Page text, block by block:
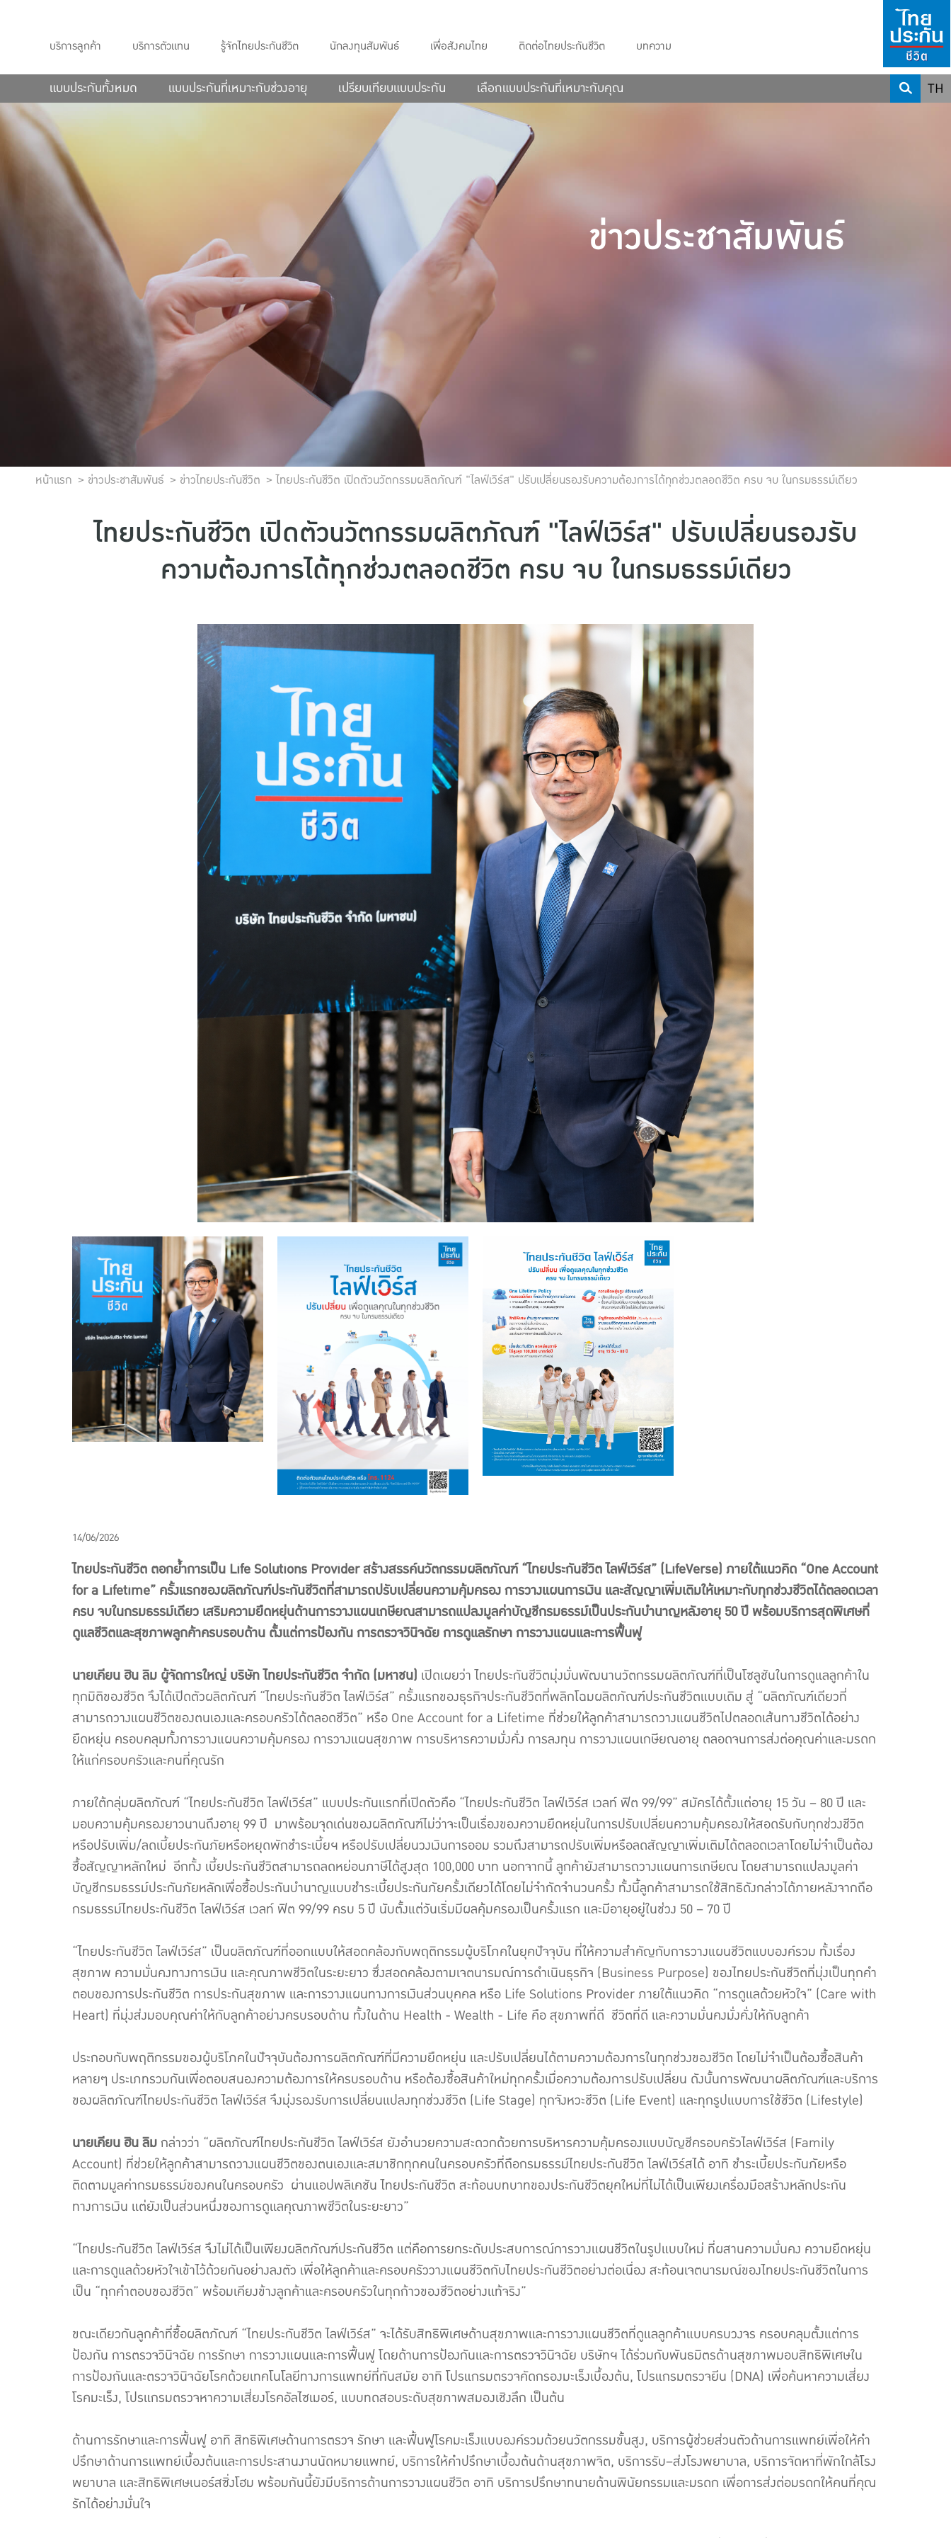
บริการลูกค้า บริการตัวแทน รู้จักไทยประกันชีวิต นักลงทุนสัมพันธ์ เพื่อสังคมไทย ติดต่อไทยประกันชีวิต บทความ
แบบประกันทั้งหมด แบบประกันที่เหมาะกับช่วงอายุ เปรียบเทียบแบบประกัน เลือกแบบประกันที่เหมาะกับคุณ TH
ข่าวประชาสัมพันธ์
หน้าแรก ข่าวประชาสัมพันธ์ ข่าวไทยประกันชีวิต ไทยประกันชีวิต เปิดตัวนวัตกรรมผลิตภัณฑ์ "ไลฟ์เวิร์ส" ปรับเปลี่ยนรองรับความต้องการได้ทุกช่วงตลอดชีวิต ครบ จบ ในกรมธรรม์เดียว
ไทยประกันชีวิต เปิดตัวนวัตกรรมผลิตภัณฑ์ "ไลฟ์เวิร์ส" ปรับเปลี่ยนรองรับ
ความต้องการได้ทุกช่วงตลอดชีวิต ครบ จบ ในกรมธรรม์เดียว
14/06/2026
ไทยประกันชีวิต ตอกย้ำการเป็น Life Solutions Provider สร้างสรรค์นวัตกรรมผลิตภัณฑ์ “ไทยประกันชีวิต ไลฟ์เวิร์ส” (LifeVerse) ภายใต้แนวคิด “One Account
for a Lifetime” ครั้งแรกของผลิตภัณฑ์ประกันชีวิตที่สามารถปรับเปลี่ยนความคุ้มครอง การวางแผนการเงิน และสัญญาเพิ่มเติมให้เหมาะกับทุกช่วงชีวิตได้ตลอดเวลา
ครบ จบในกรมธรรม์เดียว เสริมความยืดหยุ่นด้านการวางแผนเกษียณสามารถแปลงมูลค่าบัญชีกรมธรรม์เป็นประกันบำนาญหลังอายุ 50 ปี พร้อมบริการสุดพิเศษที่
ดูแลชีวิตและสุขภาพลูกค้าครบรอบด้าน ตั้งแต่การป้องกัน การตรวจวินิจฉัย การดูแลรักษา การวางแผนและการฟื้นฟู
นายเคียน ฮิน ลิม ผู้จัดการใหญ่ บริษัท ไทยประกันชีวิต จำกัด (มหาชน) เปิดเผยว่า ไทยประกันชีวิตมุ่งมั่นพัฒนานวัตกรรมผลิตภัณฑ์ที่เป็นโซลูชันในการดูแลลูกค้าใน
ทุกมิติของชีวิต จึงได้เปิดตัวผลิตภัณฑ์ “ไทยประกันชีวิต ไลฟ์เวิร์ส” ครั้งแรกของธุรกิจประกันชีวิตที่พลิกโฉมผลิตภัณฑ์ประกันชีวิตแบบเดิม สู่ “ผลิตภัณฑ์เดียวที่
สามารถวางแผนชีวิตของตนเองและครอบครัวได้ตลอดชีวิต” หรือ One Account for a Lifetime ที่ช่วยให้ลูกค้าสามารถวางแผนชีวิตไปตลอดเส้นทางชีวิตได้อย่าง
ยืดหยุ่น ครอบคลุมทั้งการวางแผนความคุ้มครอง การวางแผนสุขภาพ การบริหารความมั่งคั่ง การลงทุน การวางแผนเกษียณอายุ ตลอดจนการส่งต่อคุณค่าและมรดก
ให้แก่ครอบครัวและคนที่คุณรัก
ภายใต้กลุ่มผลิตภัณฑ์ “ไทยประกันชีวิต ไลฟ์เวิร์ส” แบบประกันแรกที่เปิดตัวคือ “ไทยประกันชีวิต ไลฟ์เวิร์ส เวลท์ ฟิต 99/99” สมัครได้ตั้งแต่อายุ 15 วัน – 80 ปี และ
มอบความคุ้มครองยาวนานถึงอายุ 99 ปี มาพร้อมจุดเด่นของผลิตภัณฑ์ไม่ว่าจะเป็นเรื่องของความยืดหยุ่นในการปรับเปลี่ยนความคุ้มครองให้สอดรับกับทุกช่วงชีวิต
หรือปรับเพิ่ม/ลดเบี้ยประกันภัยหรือหยุดพักชำระเบี้ยฯ หรือปรับเปลี่ยนวงเงินการออม รวมถึงสามารถปรับเพิ่มหรือลดสัญญาเพิ่มเติมได้ตลอดเวลาโดยไม่จำเป็นต้อง
ซื้อสัญญาหลักใหม่ อีกทั้ง เบี้ยประกันชีวิตสามารถลดหย่อนภาษีได้สูงสุด 100,000 บาท นอกจากนี้ ลูกค้ายังสามารถวางแผนการเกษียณ โดยสามารถแปลงมูลค่า
บัญชีกรมธรรม์ประกันภัยหลักเพื่อซื้อประกันบำนาญแบบชำระเบี้ยประกันภัยครั้งเดียวได้โดยไม่จำกัดจำนวนครั้ง ทั้งนี้ลูกค้าสามารถใช้สิทธิดังกล่าวได้ภายหลังจากถือ
กรมธรรม์ไทยประกันชีวิต ไลฟ์เวิร์ส เวลท์ ฟิต 99/99 ครบ 5 ปี นับตั้งแต่วันเริ่มมีผลคุ้มครองเป็นครั้งแรก และมีอายุอยู่ในช่วง 50 – 70 ปี
“ไทยประกันชีวิต ไลฟ์เวิร์ส” เป็นผลิตภัณฑ์ที่ออกแบบให้สอดคล้องกับพฤติกรรมผู้บริโภคในยุคปัจจุบัน ที่ให้ความสำคัญกับการวางแผนชีวิตแบบองค์รวม ทั้งเรื่อง
สุขภาพ ความมั่นคงทางการเงิน และคุณภาพชีวิตในระยะยาว ซึ่งสอดคล้องตามเจตนารมณ์การดำเนินธุรกิจ (Business Purpose) ของไทยประกันชีวิตที่มุ่งเป็นทุกคำ
ตอบของการประกันชีวิต การประกันสุขภาพ และการวางแผนทางการเงินส่วนบุคคล หรือ Life Solutions Provider ภายใต้แนวคิด “การดูแลด้วยหัวใจ” (Care with
Heart) ที่มุ่งส่งมอบคุณค่าให้กับลูกค้าอย่างครบรอบด้าน ทั้งในด้าน Health - Wealth - Life คือ สุขภาพที่ดี ชีวิตที่ดี และความมั่นคงมั่งคั่งให้กับลูกค้า
ประกอบกับพฤติกรรมของผู้บริโภคในปัจจุบันต้องการผลิตภัณฑ์ที่มีความยืดหยุ่น และปรับเปลี่ยนได้ตามความต้องการในทุกช่วงของชีวิต โดยไม่จำเป็นต้องซื้อสินค้า
หลายๆ ประเภทรวมกันเพื่อตอบสนองความต้องการให้ครบรอบด้าน หรือต้องซื้อสินค้าใหม่ทุกครั้งเมื่อความต้องการปรับเปลี่ยน ดังนั้นการพัฒนาผลิตภัณฑ์และบริการ
ของผลิตภัณฑ์ไทยประกันชีวิต ไลฟ์เวิร์ส จึงมุ่งรองรับการเปลี่ยนแปลงทุกช่วงชีวิต (Life Stage) ทุกจังหวะชีวิต (Life Event) และทุกรูปแบบการใช้ชีวิต (Lifestyle)
นายเคียน ฮิน ลิมกล่าวว่า “ผลิตภัณฑ์ไทยประกันชีวิต ไลฟ์เวิร์ส ยังอำนวยความสะดวกด้วยการบริหารความคุ้มครองแบบบัญชีครอบครัวไลฟ์เวิร์ส (Family
Account) ที่ช่วยให้ลูกค้าสามารถวางแผนชีวิตของตนเองและสมาชิกทุกคนในครอบครัวที่ถือกรมธรรม์ไทยประกันชีวิต ไลฟ์เวิร์สได้ อาทิ ชำระเบี้ยประกันภัยหรือ
ติดตามมูลค่ากรมธรรม์ของคนในครอบครัว ผ่านแอปพลิเคชัน ไทยประกันชีวิต สะท้อนบทบาทของประกันชีวิตยุคใหม่ที่ไม่ได้เป็นเพียงเครื่องมือสร้างหลักประกัน
ทางการเงิน แต่ยังเป็นส่วนหนึ่งของการดูแลคุณภาพชีวิตในระยะยาว”
“ไทยประกันชีวิต ไลฟ์เวิร์ส จึงไม่ได้เป็นเพียงผลิตภัณฑ์ประกันชีวิต แต่คือการยกระดับประสบการณ์การวางแผนชีวิตในรูปแบบใหม่ ที่ผสานความมั่นคง ความยืดหยุ่น
และการดูแลด้วยหัวใจเข้าไว้ด้วยกันอย่างลงตัว เพื่อให้ลูกค้าและครอบครัววางแผนชีวิตกับไทยประกันชีวิตอย่างต่อเนื่อง สะท้อนเจตนารมณ์ของไทยประกันชีวิตในการ
เป็น “ทุกคำตอบของชีวิต” พร้อมเคียงข้างลูกค้าและครอบครัวในทุกก้าวของชีวิตอย่างแท้จริง”
ขณะเดียวกันลูกค้าที่ซื้อผลิตภัณฑ์ “ไทยประกันชีวิต ไลฟ์เวิร์ส” จะได้รับสิทธิพิเศษด้านสุขภาพและการวางแผนชีวิตที่ดูแลลูกค้าแบบครบวงจร ครอบคลุมตั้งแต่การ
ป้องกัน การตรวจวินิจฉัย การรักษา การวางแผนและการฟื้นฟู โดยด้านการป้องกันและการตรวจวินิจฉัย บริษัทฯ ได้ร่วมกับพันธมิตรด้านสุขภาพมอบสิทธิพิเศษใน
การป้องกันและตรวจวินิจฉัยโรคด้วยเทคโนโลยีทางการแพทย์ที่ทันสมัย อาทิ โปรแกรมตรวจคัดกรองมะเร็งเบื้องต้น, โปรแกรมตรวจยีน (DNA) เพื่อค้นหาความเสี่ยง
โรคมะเร็ง, โปรแกรมตรวจหาความเสี่ยงโรคอัลไซเมอร์, แบบทดสอบระดับสุขภาพสมองเชิงลึก เป็นต้น
ด้านการรักษาและการฟื้นฟู อาทิ สิทธิพิเศษด้านการตรวจ รักษา และฟื้นฟูโรคมะเร็งแบบองค์รวมด้วยนวัตกรรมขั้นสูง, บริการผู้ช่วยส่วนตัวด้านการแพทย์เพื่อให้คำ
ปรึกษาด้านการแพทย์เบื้องต้นและการประสานงานนัดหมายแพทย์, บริการให้คำปรึกษาเบื้องต้นด้านสุขภาพจิต, บริการรับ–ส่งโรงพยาบาล, บริการจัดหาที่พักใกล้โรง
พยาบาล และสิทธิพิเศษเนอร์สซิ่งโฮม พร้อมกันนี้ยังมีบริการด้านการวางแผนชีวิต อาทิ บริการปรึกษาทนายด้านพินัยกรรมและมรดก เพื่อการส่งต่อมรดกให้คนที่คุณ
รักได้อย่างมั่นใจ